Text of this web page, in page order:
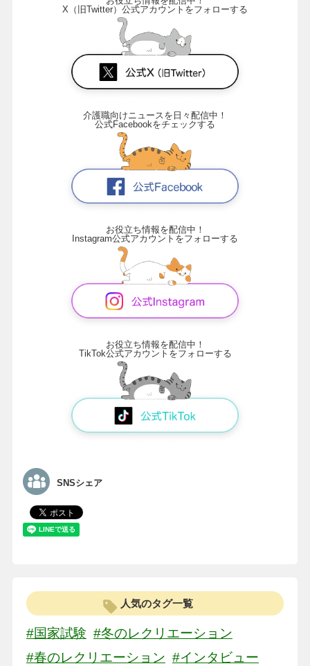
X（旧Twitter）公式アカウントをフォローする
介護職向けニュースを日々配信中！
公式Facebookをチェックする
お役立ち情報を配信中！
Instagram公式アカウントをフォローする
お役立ち情報を配信中！
TikTok公式アカウントをフォローする
SNSシェア
人気のタグ一覧
#国家試験 #冬のレクリエーション
#春のレクリエーション #インタビュー